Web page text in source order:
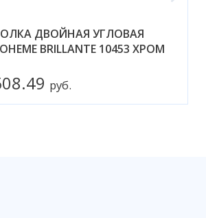
ДВОЙНАЯ УГЛОВАЯ
BRILLANTE 10453 ХРОМ
руб.